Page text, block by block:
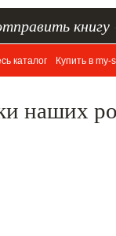
книгу
каталог Купить в my-
наших